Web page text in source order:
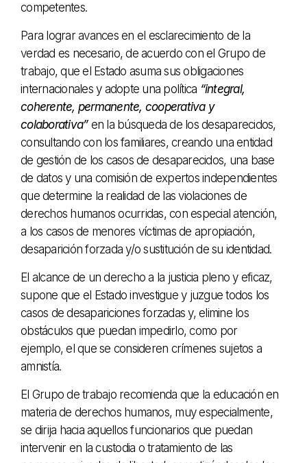
competentes.
Para lograr avances en el esclarecimiento de la
verdad es necesario, de acuerdo con el Grupo de
trabajo, que el Estado asuma sus obligaciones
internacionales y adopte una política “integral,
coherente, permanente, cooperativa y
colaborativa” en la búsqueda de los desaparecidos,
consultando con los familiares, creando una entidad
de gestión de los casos de desaparecidos, una base
de datos y una comisión de expertos independientes
que determine la realidad de las violaciones de
derechos humanos ocurridas, con especial atención,
a los casos de menores víctimas de apropiación,
desaparición forzada y/o sustitución de su identidad.
El alcance de un derecho a la justicia pleno y eficaz,
supone que el Estado investigue y juzgue todos los
casos de desapariciones forzadas y, elimine los
obstáculos que puedan impedirlo, como por
ejemplo, el que se consideren crímenes sujetos a
amnistía.
El Grupo de trabajo recomienda que la educación en
materia de derechos humanos, muy especialmente,
se dirija hacia aquellos funcionarios que puedan
intervenir en la custodia o tratamiento de las